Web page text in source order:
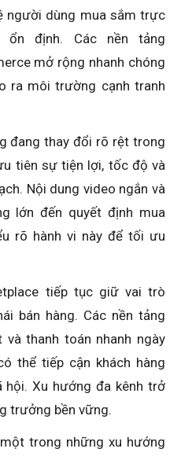
người dùng mua sắm trực
ổn định. Các nền tảng
mở rộng nhanh chóng
ra môi trường cạnh tranh
đang thay đổi rõ rệt trong
tiên sự tiện lợi, tốc độ và
Nội dung video ngắn và
lớn đến quyết định mua
rõ hành vi này để tối ưu
tiếp tục giữ vai trò
bán hàng. Các nền tảng
thanh toán nhanh ngày
thể tiếp cận khách hàng
Xu hướng đa kênh trở
trưởng bền vững.
trong những xu hướng